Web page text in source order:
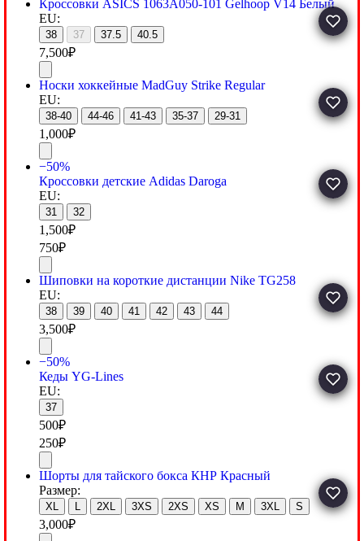
Кроссовки ASICS 1063A050-101 Gelhoop V14 Белый
EU:
38 37 37.5 40.5
7,500₽
Носки хоккейные MadGuy Strike Regular
EU:
38-40 44-46 41-43 35-37 29-31
1,000₽
−50%
Кроссовки детские Adidas Daroga
EU:
31 32
1,500₽
750₽
Шиповки на короткие дистанции Nike TG258
EU:
38 39 40 41 42 43 44
3,500₽
−50%
Кеды YG-Lines
EU:
37
500₽
250₽
Шорты для тайского бокса КНР Красный
Размер:
XL 2XL 3XS 2XS XS M 3XL S
3,000₽